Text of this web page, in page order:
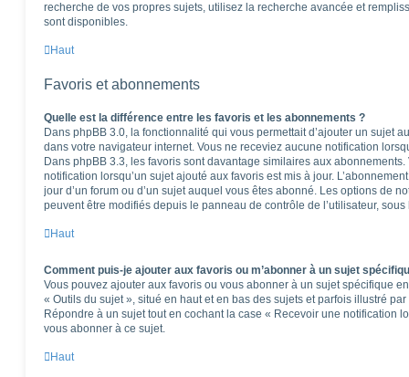
recherche de vos propres sujets, utilisez la recherche avancée et
sont disponibles.
Haut
Favoris et abonnements
Quelle est la différence entre les favoris et les abonnements ?
Dans phpBB 3.0, la fonctionnalité qui vous permettait d’ajouter un sujet
dans votre navigateur internet. Vous ne receviez aucune notification
Dans phpBB 3.3, les favoris sont davantage similaires aux
notification lorsqu’un sujet ajouté aux favoris est mis à jour.
jour d’un forum ou d’un sujet auquel vous êtes abonné. Les options de
peuvent être modifiés depuis le panneau de contrôle de l’utilisateur,
Haut
Comment puis-je ajouter aux favoris ou m’abonner à un sujet
Vous pouvez ajouter aux favoris ou vous abonner à un sujet spécifique
« Outils du sujet », situé en haut et en bas des sujets et parfois illustré
Répondre à un sujet tout en cochant la case « Recevoir une notification
vous abonner à ce sujet.
Haut